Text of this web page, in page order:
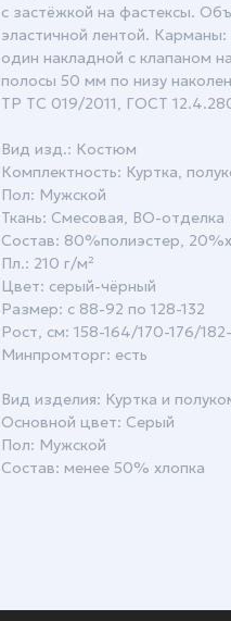
с застёжкой на фастексы.
эластичной лентой.
один накладной с клапаном
полосы 50 мм по низу
ТР ТС 019/2011, ГОСТ
Вид изд.: Костюм
Комплектность: Куртка,
Пол: Мужской
Ткань: Смесовая, ВО-отделка
Состав: 80%полиэстер,
Пл.: 210 г/м²
Цвет: серый-чёрный
Размер: с 88-92 по 128-132
Рост, см: 158-164/170-176/
Минпромторг: есть
Вид изделия: Куртка и
Основной цвет: Серый
Пол: Мужской
Состав: менее 50% хлопка